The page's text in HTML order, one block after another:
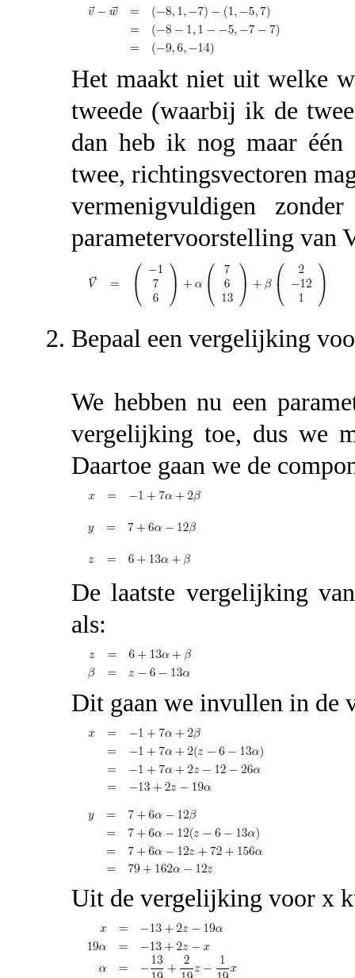
Het maakt niet uit welke
tweede (waarbij ik de
dan heb ik nog maar
twee, richtingsvectoren
vermenigvuldigen
parametervoorstelling van
Bepaal een vergelijking
We hebben nu een
vergelijking toe, dus we
Daartoe gaan we de
De laatste vergelijking
als:
Dit gaan we invullen in de
Uit de vergelijking voor x